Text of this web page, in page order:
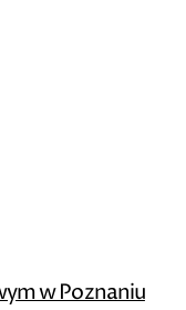
w Poznaniu